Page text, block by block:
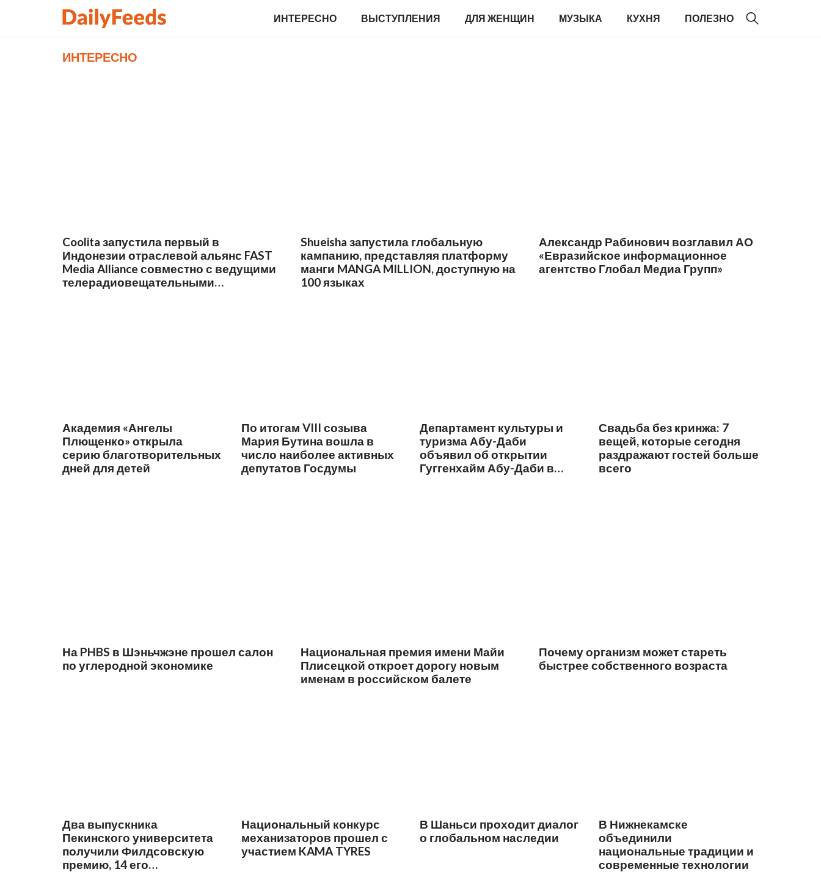
ИНТЕРЕСНО ВЫСТУПЛЕНИЯ ДЛЯ ЖЕНЩИН МУЗЫКА КУХНЯ ПОЛЕЗНО
ИНТЕРЕСНО
Coolita запустила первый в
Индонезии отраслевой альянс FAST
Media Alliance совместно с ведущими
телерадиовещательными
Shueisha запустила глобальную
кампанию, представляя платформу
манги MANGA MILLION, доступную на
100 языках
Александр Рабинович возглавил АО
«Евразийское информационное
агентство Глобал Медиа Групп»
Академия «Ангелы
Плющенко» открыла
серию благотворительных
дней для детей
По итогам VIII созыва
Мария Бутина вошла в
число наиболее активных
депутатов Госдумы
Департамент культуры и
туризма Абу-Даби
объявил об открытии
Гуггенхайм Абу-Даби в
Свадьба без кринжа: 7
вещей, которые сегодня
раздражают гостей больше
всего
На PHBS в Шэньчжэне прошел салон
по углеродной экономике
Национальная премия имени Майи
Плисецкой откроет дорогу новым
именам в российском балете
Почему организм может стареть
быстрее собственного возраста
Два выпускника
Пекинского университета
получили Филдсовскую
премию, 14 его
Национальный конкурс
механизаторов прошел с
участием KAMA TYRES
В Шаньси проходит диалог
о глобальном наследии
В Нижнекамске
объединили
национальные традиции и
современные технологии